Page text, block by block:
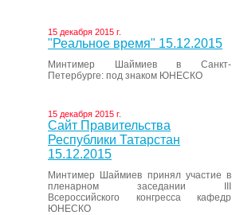
15 декабря 2015 г.
"Реальное время" 15.12.2015
Минтимер Шаймиев в Санкт-
Петербурге: под знаком ЮНЕСКО
15 декабря 2015 г.
Сайт Правительства
Республики Татарстан
15.12.2015
Минтимер Шаймиев принял участие в
пленарном заседании III
Всероссийского конгресса кафедр
ЮНЕСКО